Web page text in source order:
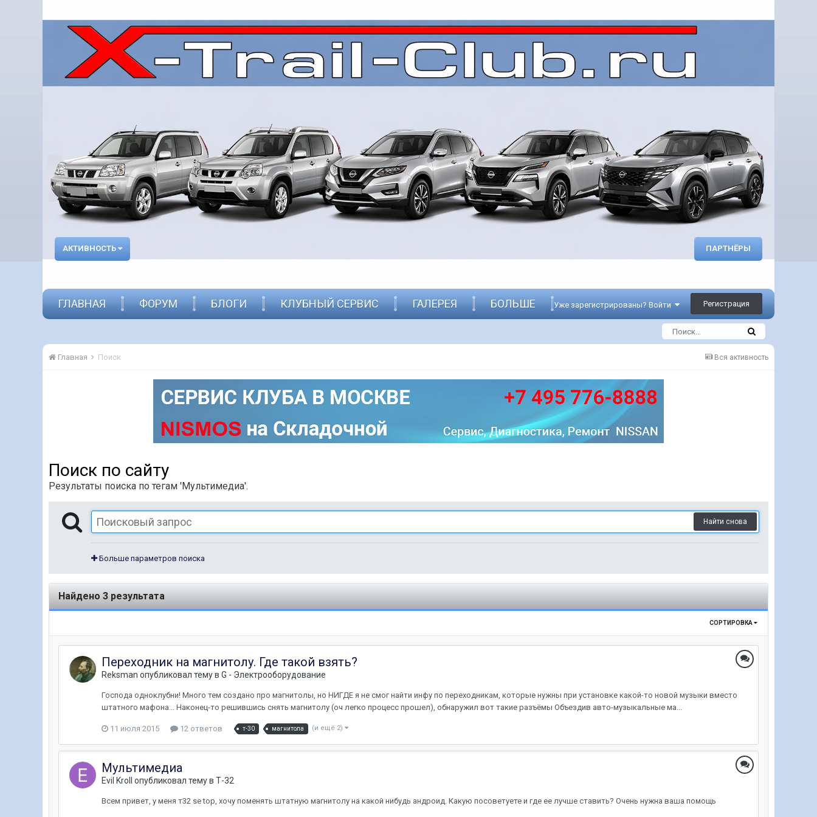
АКТИВНОСТЬ ПАРТНЁРЫ
Уже зарегистрированы? Войти Регистрация
ГЛАВНАЯ ФОРУМ БЛОГИ КЛУБНЫЙ СЕРВИС ГАЛЕРЕЯ БОЛЬШЕ
Вся активность
Главная Поиск
Поиск по сайту
Результаты поиска по тегам 'Мультимедиа'.
Найти снова
Больше параметров поиска
Найдено 3 результата
СОРТИРОВКА
Переходник на магнитолу. Где такой взять?
Reksman опубликовал тему в G - Электрооборудование
Господа одноклубни! Много тем создано про магнитолы, но НИГДЕ я не смог найти инфу по переходникам, которые нужны при установке какой-то новой музыки вместо
штатного мафона... Наконец-то решившись снять магнитолу (оч легко процесс прошел), обнаружил вот такие разъёмы Объездив авто-музыкальные ма...
11 июля 2015 12 ответов т-30 магнитола (и ещё 2)
Мультимедиа
Evil Kroll опубликовал тему в Т-32
Всем привет, у меня т32 se top, хочу поменять штатную магнитолу на какой нибудь андроид. Какую посоветуете и где ее лучше ставить? Очень нужна ваша помощь